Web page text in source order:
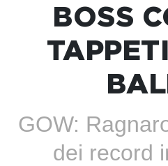
BOSS
GOW:
dei record